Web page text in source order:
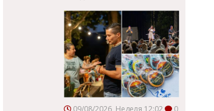
09/08/2026, Неделя 12:02 0